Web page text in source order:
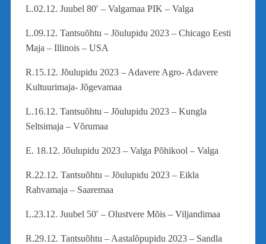
L.02.12. Juubel 80′ – Valgamaa PIK – Valga
L.09.12. Tantsuõhtu – Jõulupidu 2023 – Chicago Eesti
Maja – Illinois – USA
R.15.12. Jõulupidu 2023 – Adavere Agro- Adavere
Kultuurimaja- Jõgevamaa
L.16.12. Tantsuõhtu – Jõulupidu 2023 – Kungla
Seltsimaja – Võrumaa
E. 18.12. Jõulupidu 2023 – Valga Põhikool – Valga
R.22.12. Tantsuõhtu – Jõulupidu 2023 – Eikla
Rahvamaja – Saaremaa
L.23.12. Juubel 50′ – Olustvere Mõis – Viljandimaa
R.29.12. Tantsuõhtu – Aastalõpupidu 2023 – Sandla